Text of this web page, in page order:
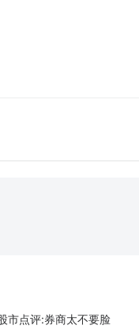
市点评:券商太不要脸